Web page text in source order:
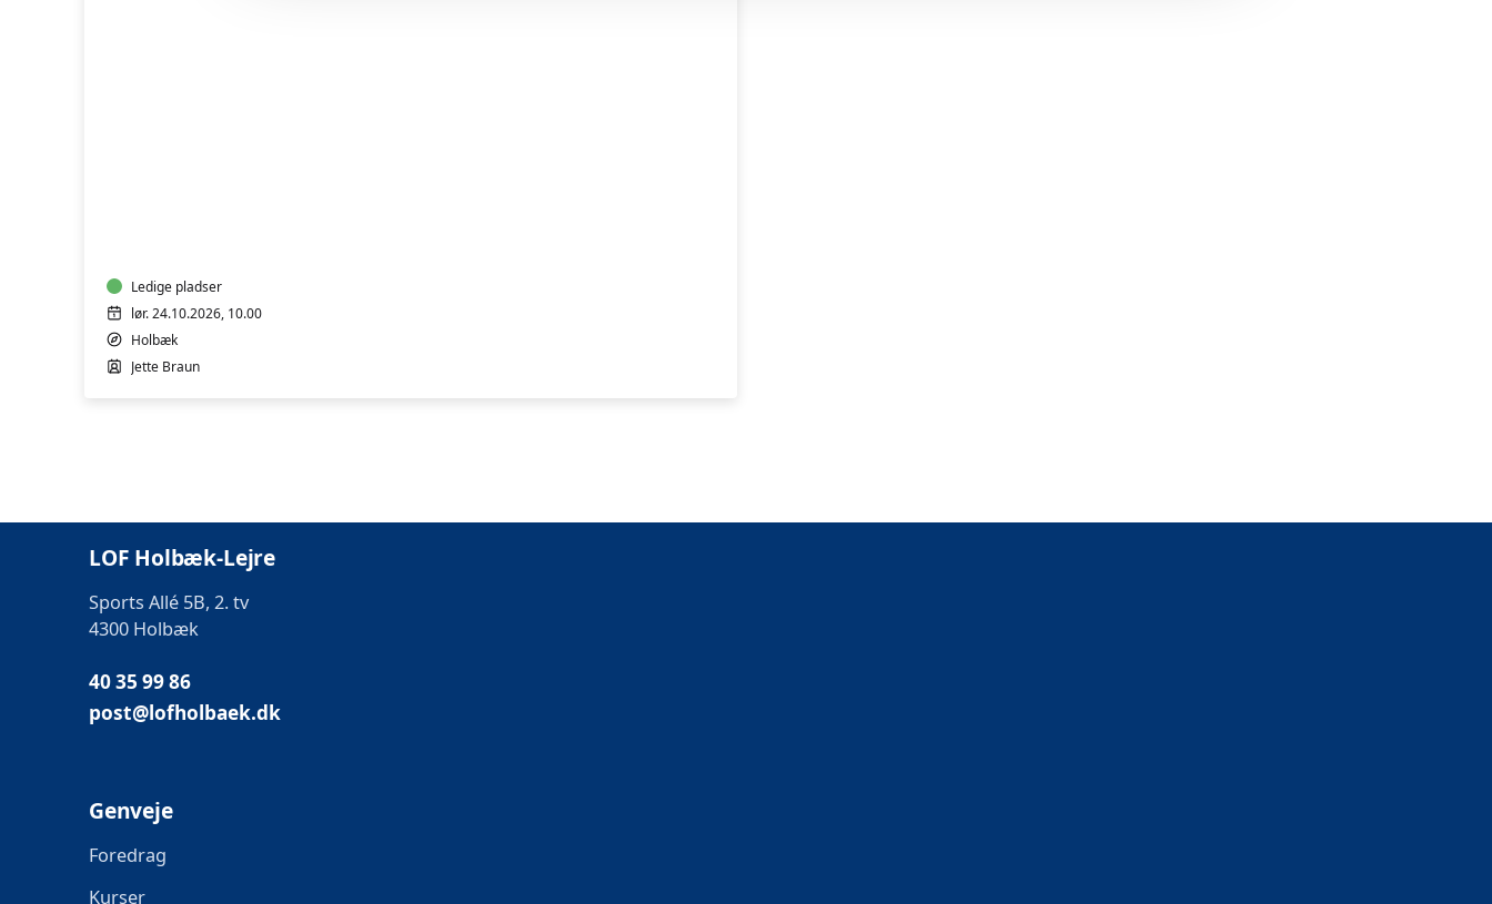
Ledige pladser
lør. 24.10.2026, 10.00
Holbæk
Jette Braun
LOF Holbæk-Lejre
Sports Allé 5B, 2. tv
4300 Holbæk
40 35 99 86
post@lofholbaek.dk
Genveje
Foredrag
Kurser